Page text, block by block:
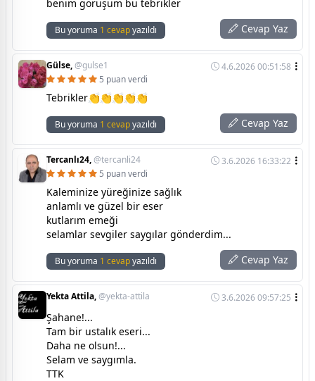
benim görüşüm bu tebrikler
Bu yoruma 1 cevapyazıldı Cevap Yaz
Gülse,@gulse1
4.6.2026 00:51:58
5 puan verdi
Tebrikler👏👏👏👏👏
Bu yoruma 1 cevapyazıldı Cevap Yaz
Tercanlı24,@tercanli24
3.6.2026 16:33:22
5 puan verdi
Kaleminize yüreğinize sağlık
anlamlı ve güzel bir eser
kutlarım emeği
selamlar sevgiler saygılar gönderdim...
Bu yoruma 1 cevapyazıldı Cevap Yaz
Yekta Attila,@yekta-attila 3.6.2026 09:57:25
Şahane!...
Tam bir ustalık eseri...
Daha ne olsun!...
Selam ve saygımla.
TTK